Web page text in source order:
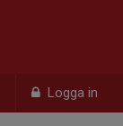
Logga in